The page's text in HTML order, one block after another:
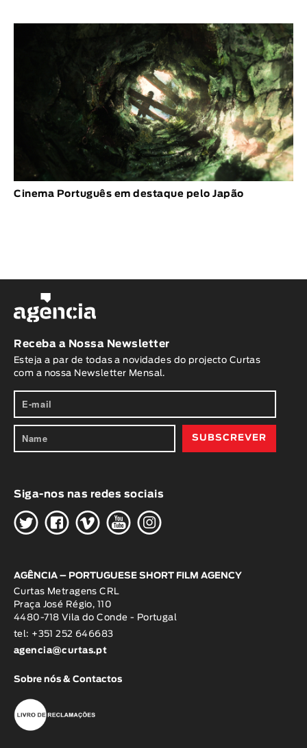
Cinema Português em destaque pelo Japão
Receba a Nossa Newsletter
Esteja a par de todas a novidades do projecto Curtas
com a nossa Newsletter Mensal.
Siga-nos nas redes sociais
HGWOK
AGÊNCIA – PORTUGUESE SHORT FILM AGENCY
Curtas Metragens CRL
Praça José Régio, 110
4480-718 Vila do Conde - Portugal
tel: +351 252 646683
agencia@curtas.pt
Sobre nós & Contactos